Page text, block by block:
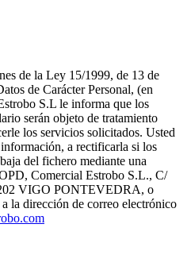
de la Ley 15/1999, de 13 de
de Carácter Personal, (en
S.L le informa que los
serán objeto de tratamiento
los servicios solicitados. Usted
a rectificarla si los
del fichero mediante una
Comercial Estrobo S.L., C/
VIGO PONTEVEDRA, o
la dirección de correo electrónico